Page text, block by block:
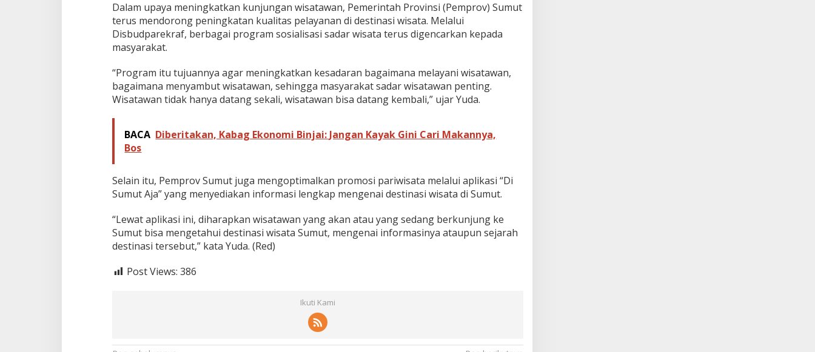
Dalam upaya meningkatkan kunjungan wisatawan, Pemerintah Provinsi (Pemprov) Sumut
terus mendorong peningkatan kualitas pelayanan di destinasi wisata. Melalui
Disbudparekraf, berbagai program sosialisasi sadar wisata terus digencarkan kepada
masyarakat.
“Program itu tujuannya agar meningkatkan kesadaran bagaimana melayani wisatawan,
bagaimana menyambut wisatawan, sehingga masyarakat sadar wisatawan penting.
Wisatawan tidak hanya datang sekali, wisatawan bisa datang kembali,” ujar Yuda.
BACA Diberitakan, Kabag Ekonomi Binjai: Jangan Kayak Gini Cari Makannya,
Bos
Selain itu, Pemprov Sumut juga mengoptimalkan promosi pariwisata melalui aplikasi “Di
Sumut Aja” yang menyediakan informasi lengkap mengenai destinasi wisata di Sumut.
“Lewat aplikasi ini, diharapkan wisatawan yang akan atau yang sedang berkunjung ke
Sumut bisa mengetahui destinasi wisata Sumut, mengenai informasinya ataupun sejarah
destinasi tersebut,” kata Yuda. (Red)
Post Views: 386
Ikuti Kami